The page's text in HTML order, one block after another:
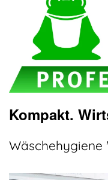
Kompakt.
Wäschehygiene